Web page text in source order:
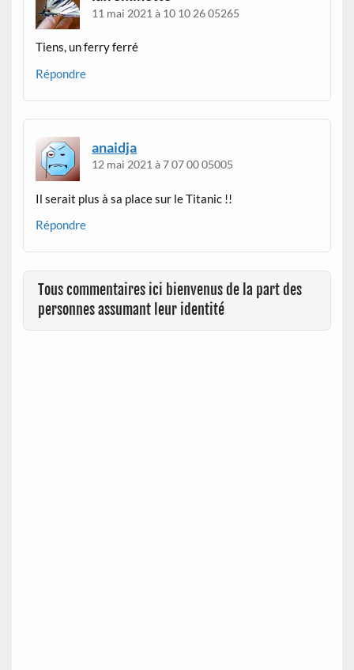
11 mai 2021 à 10 10 26 05265
Tiens, un ferry ferré
Répondre
anaidja
12 mai 2021 à 7 07 00 05005
Il serait plus à sa place sur le Titanic !!
Répondre
Tous commentaires ici bienvenus de la part des
personnes assumant leur identité